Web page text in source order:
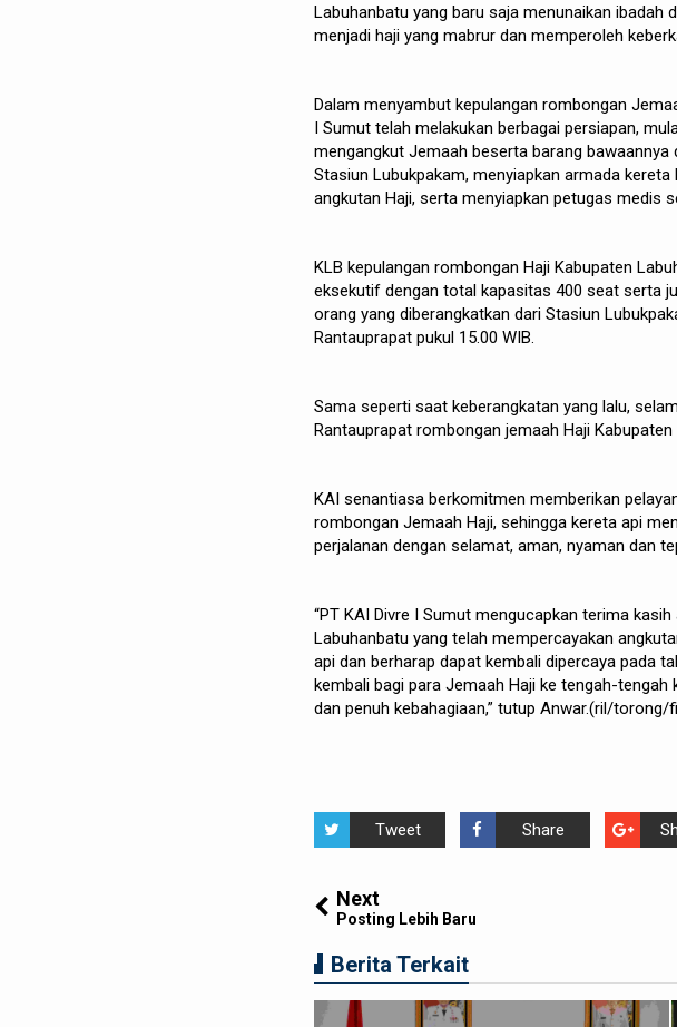
Labuhanbatu yang baru saja menunaikan ibadah
menjadi haji yang mabrur dan memperoleh
Dalam menyambut kepulangan rombongan
I Sumut telah melakukan berbagai persiapan,
mengangkut Jemaah beserta barang
Stasiun Lubukpakam, menyiapkan armada
angkutan Haji, serta menyiapkan petugas medis
KLB kepulangan rombongan Haji Kabupaten
eksekutif dengan total kapasitas 400 seat serta
orang yang diberangkatkan dari Stasiun
Rantauprapat pukul 15.00 WIB.
Sama seperti saat keberangkatan yang lalu,
Rantauprapat rombongan jemaah Haji
KAI senantiasa berkomitmen memberikan
rombongan Jemaah Haji, sehingga kereta api
perjalanan dengan selamat, aman, nyaman dan
“PT KAI Divre I Sumut mengucapkan terima
Labuhanbatu yang telah mempercayakan
api dan berharap dapat kembali dipercaya pada
kembali bagi para Jemaah Haji ke tengah-
dan penuh kebahagiaan,” tutup Anwar.(ril/torong/
Tweet Share
Next
Posting Lebih Baru
Berita Terkait